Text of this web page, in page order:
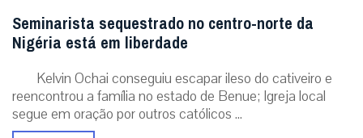
Seminarista sequestrado no centro-norte da
Nigéria está em liberdade
Kelvin Ochai conseguiu escapar ileso do cativeiro e
reencontrou a família no estado de Benue; Igreja local
segue em oração por outros católicos ...